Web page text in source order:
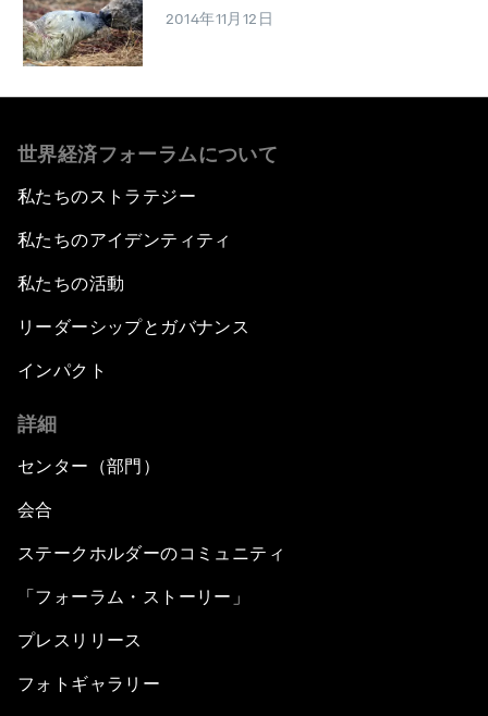
2014年11月12日
世界経済フォーラムについて
私たちのストラテジー
私たちのアイデンティティ
私たちの活動
リーダーシップとガバナンス
インパクト
詳細
センター（部門）
会合
ステークホルダーのコミュニティ
「フォーラム・ストーリー」
プレスリリース
フォトギャラリー